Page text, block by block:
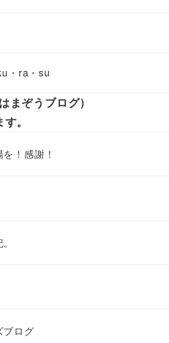
・ra・su
まぞうブログ）
。
！感謝！
ブログ